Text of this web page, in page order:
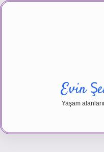
Evin
Yaşam